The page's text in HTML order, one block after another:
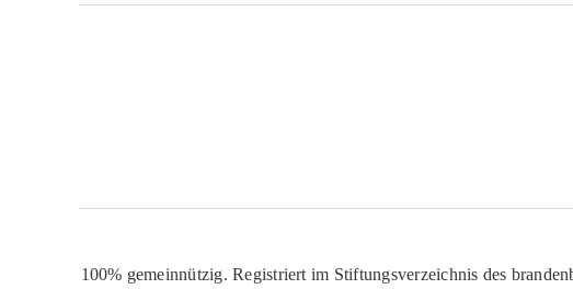
100% gemeinnützig. Registriert im Stiftungsverzeichnis des